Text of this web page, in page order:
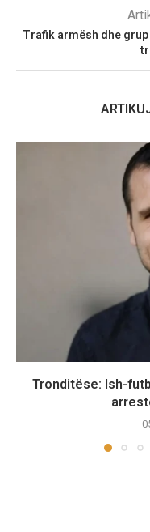
Trafik armësh dhe
Tronditëse: Ish-